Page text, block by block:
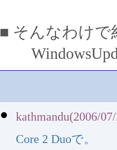
■ そんなわけで
kathmandu(2006/
Core 2 Duoで。